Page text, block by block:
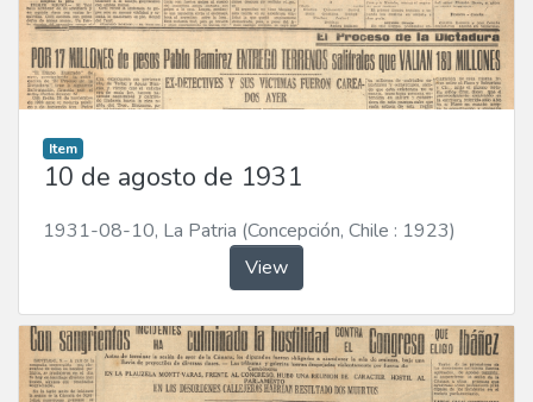
Item
10 de agosto de 1931
1931-08-10, La Patria (Concepción, Chile : 1923)
View